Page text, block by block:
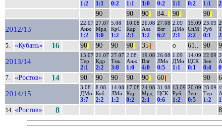
1:2 1:1 0:2 1:1 1:0 0:2 1:1 0:2 1:1
90 90 90 84.. 90 90
2012/13
22.07
Анж
1:2
27.07
Мрд
1:0
5.08
КрС
1:2
10.08
Кдр
2:1
20.08
Ала
1:2
27.08
Влг
6:2
2.09
ДМо
2:1
15.09
СпМ
2:2
23.09
Руб
0:1
5. «Кубань» 16 90 90 90 90 35 о 61.. 90
2013/14
15.07
Тер
2:1
21.07
Кдр
2:2
27.07
Тмь
3:0
2.08
Анж
1:0
19.08
Влг
4:0
26.08
ЛМо
0:5
1.09
ДМо
1:1
14.09
ЦСК
0:1
22.09
Зен
0:4
7. «Ростов» 14 90 90 90 90 90 60 90
2014/15
3.08
ДМо
3:7
8.08
Куб
2:2
14.08
ЛМо
1:2
17.08
Кдр
0:2
24.08
Мрд
2:1
31.08
ЦСК
0:6
13.09
Руб
1:2
20.09
Зен
0:5
28.09
Тер
1:2
14. «Ростов» 8